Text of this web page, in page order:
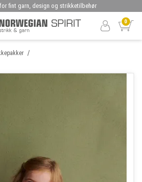
fint garn, design og strikketilbehør
0
/